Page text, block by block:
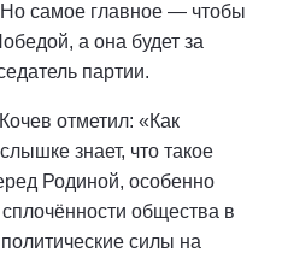
самое главное — чтобы
а она будет за
партии.
отметил: «Как
знает, что такое
Родиной, особенно
общества в
силы на